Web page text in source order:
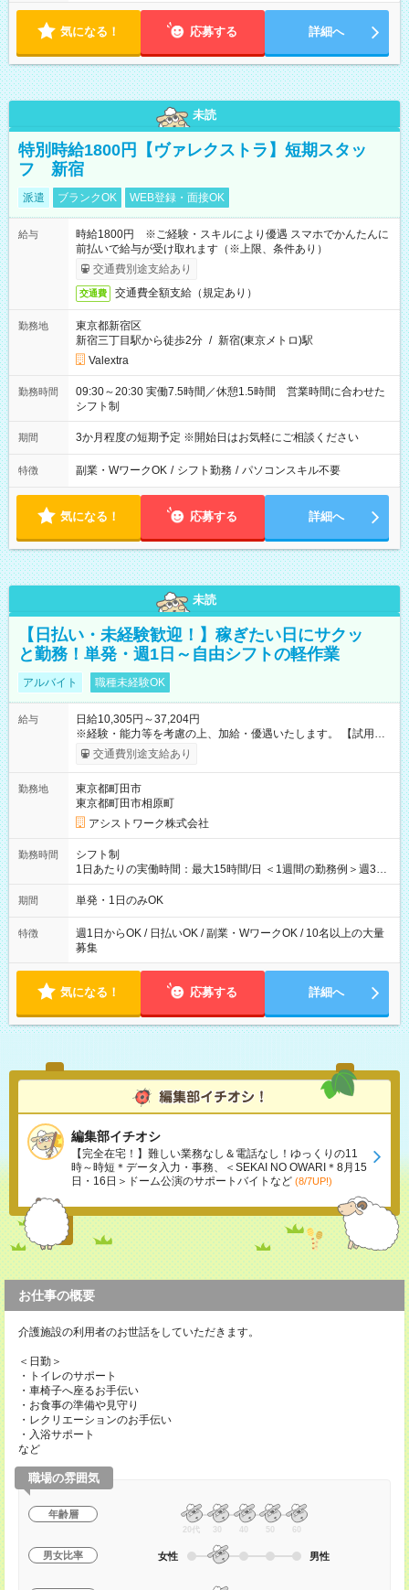
気になる！ 応募する 詳細へ
未読
特別時給1800円【ヴァレクストラ】短期スタッ
フ 新宿
派遣 ブランクOK WEB登録・面接OK
給与
時給1800円 ※ご経験・スキルにより優遇 スマホでかんたんに
前払いで給与が受け取れます（※上限、条件あり）
交通費別途支給あり
交通費 交通費全額支給（規定あり）
勤務地
東京都新宿区
新宿三丁目駅から徒歩2分 / 新宿(東京メトロ)駅
Valextra
勤務時間
09:30～20:30 実働7.5時間／休憩1.5時間 営業時間に合わせた
シフト制
期間 3か月程度の短期予定 ※開始日はお気軽にご相談ください
特徴 副業・WワークOK / シフト勤務 / パソコンスキル不要
気になる！ 応募する 詳細へ
未読
【日払い・未経験歓迎！】稼ぎたい日にサクッ
と勤務！単発・週1日～自由シフトの軽作業
アルバイト 職種未経験OK
給与
日給10,305円～37,204円
※経験・能力等を考慮の上、加給・優遇いたします。 【試用期
間】試用期間なし
交通費別途支給あり
勤務地
東京都町田市
東京都町田市相原町
アシストワーク株式会社
勤務時間
シフト制
1日あたりの実働時間：最大15時間/日 ＜1週間の勤務例＞週3回
勤務 勤務：月・水・金 休み：火・木・土・日 好きな時にお仕事
可能です！ ※1日あたりの最大実働時間は日勤、夜勤共に勤務し
期間 単発・1日のみOK
特徴
週1日からOK / 日払いOK / 副業・WワークOK / 10名以上の大量
募集
気になる！ 応募する 詳細へ
編集部イチオシ
【完全在宅！】難しい業務なし＆電話なし！ゆっくりの11
時～時短＊データ入力・事務、＜SEKAI NO OWARI＊8月15
日・16日＞ドーム公演のサポートバイトなど (8/7UP!)
お仕事の概要
介護施設の利用者のお世話をしていただきます。
＜日勤＞
・トイレのサポート
・車椅子へ座るお手伝い
・お食事の準備や見守り
・レクリエーションのお手伝い
・入浴サポート
など
職場の雰囲気
年齢層
20代 30 40 50 60
男女比率 女性 男性